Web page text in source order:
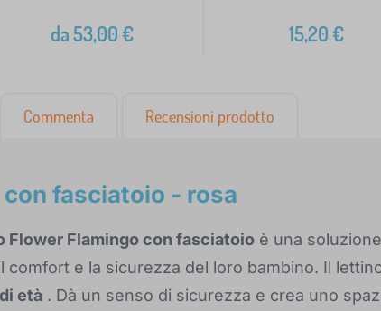
da53,00€ 15,20€
Commenta Recensioni prodotto
fasciatoio - rosa
Flower Flamingo con fasciatoio è una
comfort e la sicurezza del loro bambino. Il
età . Dà un senso di sicurezza e crea uno